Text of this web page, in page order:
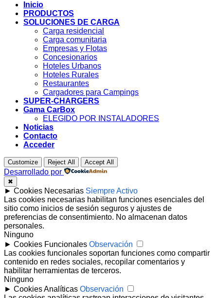
Inicio
PRODUCTOS
SOLUCIONES DE CARGA
Carga residencial
Carga comunitaria
Empresas y Flotas
Concesionarios
Hoteles Urbanos
Hoteles Rurales
Restaurantes
Cargadores para Campings
SUPER-CHARGERS
Gama CarBox
ELEGIDO POR INSTALADORES
Noticias
Contacto
Acceder
Customize Reject All Accept All
Desarrollado por
✖
► Cookies Necesarias Siempre Activo
Las cookies necesarias habilitan funciones esenciales del
sitio como inicios de sesión seguros y ajustes de
preferencias de consentimiento. No almacenan datos
personales.
Ninguno
► Cookies Funcionales Observación
Las cookies funcionales soportan funciones como compartir
contenido en redes sociales, recopilar comentarios y
habilitar herramientas de terceros.
Ninguno
► Cookies Analíticas Observación